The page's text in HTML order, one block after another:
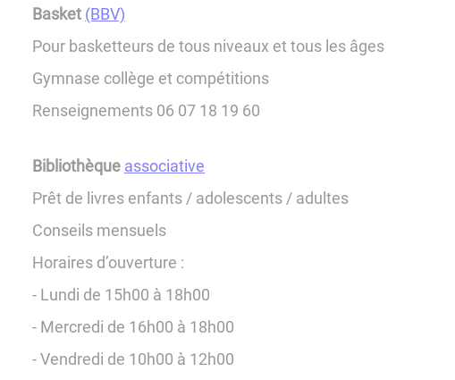
Basket (BBV)
Pour basketteurs de tous niveaux et tous les âges
Gymnase collège et compétitions
Renseignements 06 07 18 19 60
Bibliothèque associative
Prêt de livres enfants / adolescents / adultes
Conseils mensuels
Horaires d’ouverture :
- Lundi de 15h00 à 18h00
- Mercredi de 16h00 à 18h00
- Vendredi de 10h00 à 12h00